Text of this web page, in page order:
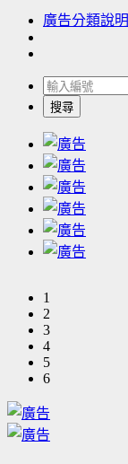
廣告分類說明
搜尋
1
2
3
4
5
6